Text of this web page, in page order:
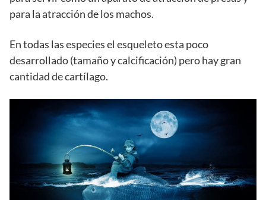
para la atracción de los machos.
En todas las especies el esqueleto esta poco
desarrollado (tamaño y calcificación) pero hay gran
cantidad de cartílago.